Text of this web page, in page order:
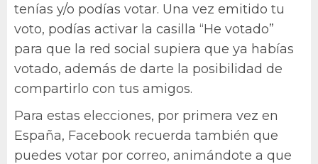
tenías y/o podías votar. Una vez emitido tu
voto, podías activar la casilla “He votado”
para que la red social supiera que ya habías
votado, además de darte la posibilidad de
compartirlo con tus amigos.
Para estas elecciones, por primera vez en
España, Facebook recuerda también que
puedes votar por correo, animándote a que